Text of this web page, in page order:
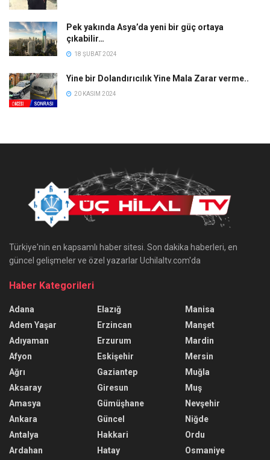
Pek yakında Asya’da yeni bir güç ortaya
çıkabilir…
18 ŞUBAT 2024
Yine bir Dolandırıcılık Yine Mala Zarar verme..
20 KASIM 2024
Türkiye'nin en kapsamlı haber sitesi. Son dakika haberleri, en
güncel gelişmeler ve özel yazarlar Uchilaltv.com'da
Haber Kategorileri
Adana
Adem Yaşar
Adıyaman
Afyon
Ağrı
Aksaray
Amasya
Ankara
Antalya
Ardahan
Elazığ
Erzincan
Erzurum
Eskişehir
Gaziantep
Giresun
Gümüşhane
Güncel
Hakkari
Hatay
Manisa
Manşet
Mardin
Mersin
Muğla
Muş
Nevşehir
Niğde
Ordu
Osmaniye